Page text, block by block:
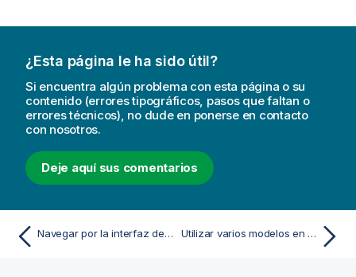
¿Esta página le ha sido útil?
Si encuentra algún problema con esta página o su
contenido (errores tipográficos, pasos que faltan o
errores técnicos), no dude en ponerse en contacto
con nosotros.
Deje aquí sus comentarios
Navegar por la interfaz de implementación de ML Utilizar varios modelos en su implementación de ML